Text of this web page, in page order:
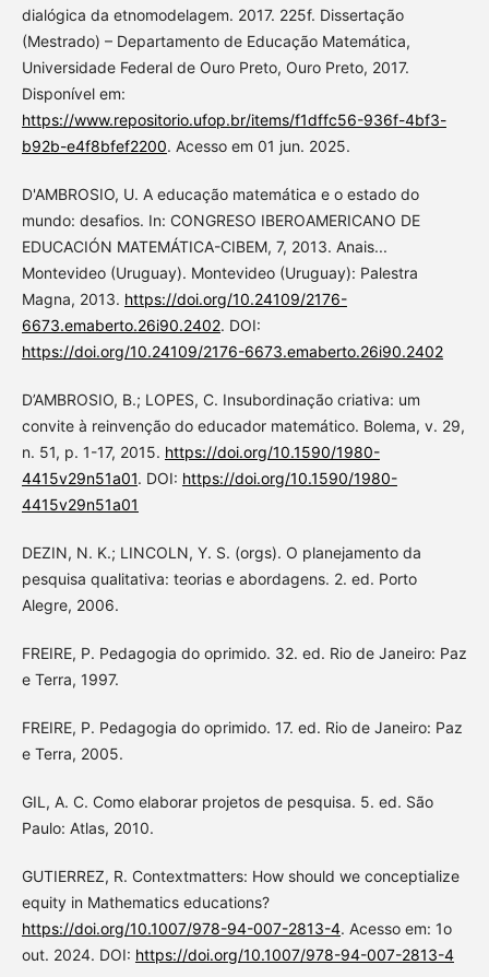
dialógica da etnomodelagem. 2017. 225f. Dissertação
(Mestrado) – Departamento de Educação Matemática,
Universidade Federal de Ouro Preto, Ouro Preto, 2017.
Disponível em:
https://www.repositorio.ufop.br/items/f1dffc56-936f-4bf3-
b92b-e4f8bfef2200. Acesso em 01 jun. 2025.
D'AMBROSIO, U. A educação matemática e o estado do
mundo: desafios. In: CONGRESO IBEROAMERICANO DE
EDUCACIÓN MATEMÁTICA-CIBEM, 7, 2013. Anais...
Montevideo (Uruguay). Montevideo (Uruguay): Palestra
Magna, 2013. https://doi.org/10.24109/2176-
6673.emaberto.26i90.2402. DOI:
https://doi.org/10.24109/2176-6673.emaberto.26i90.2402
D’AMBROSIO, B.; LOPES, C. Insubordinação criativa: um
convite à reinvenção do educador matemático. Bolema, v. 29,
n. 51, p. 1-17, 2015. https://doi.org/10.1590/1980-
4415v29n51a01. DOI: https://doi.org/10.1590/1980-
4415v29n51a01
DEZIN, N. K.; LINCOLN, Y. S. (orgs). O planejamento da
pesquisa qualitativa: teorias e abordagens. 2. ed. Porto
Alegre, 2006.
FREIRE, P. Pedagogia do oprimido. 32. ed. Rio de Janeiro: Paz
e Terra, 1997.
FREIRE, P. Pedagogia do oprimido. 17. ed. Rio de Janeiro: Paz
e Terra, 2005.
GIL, A. C. Como elaborar projetos de pesquisa. 5. ed. São
Paulo: Atlas, 2010.
GUTIERREZ, R. Contextmatters: How should we conceptialize
equity in Mathematics educations?
https://doi.org/10.1007/978-94-007-2813-4. Acesso em: 1o
out. 2024. DOI: https://doi.org/10.1007/978-94-007-2813-4